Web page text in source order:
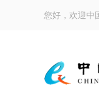
您好，欢迎中